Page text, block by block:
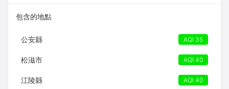
包含的地點
公安縣 AQI 35
松滋市 AQI 40
江陵縣 AQI 40